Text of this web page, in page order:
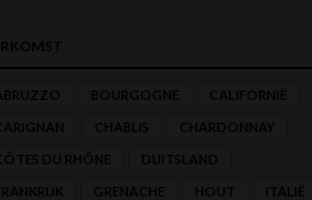
BOURGOGNE CALIFORNIË
CHABLIS CHARDONNAY
DU RHÔNE DUITSLAND
GRENACHE HOUT ITALIË